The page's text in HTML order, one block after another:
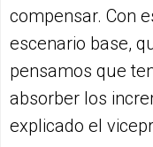
compensar. Con
escenario base,
pensamos que
absorber los
explicado el